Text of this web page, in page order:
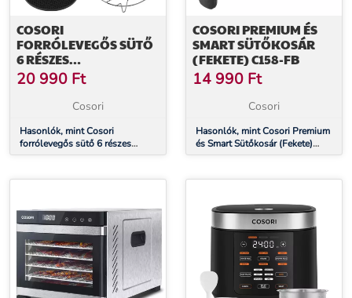
COSORI
FORRÓLEVEGŐS SÜTŐ
6 RÉSZES
TARTOZÉKKÉSZLET
C158-6AC
20 990 Ft
Cosori
Hasonlók, mint Cosori
forrólevegős sütő 6 részes
tartozékkészlet C158-6AC
COSORI PREMIUM ÉS
SMART SÜTŐKOSÁR
(FEKETE) C158-FB
14 990 Ft
Cosori
Hasonlók, mint Cosori Premium
és Smart Sütőkosár (Fekete)
C158-FB